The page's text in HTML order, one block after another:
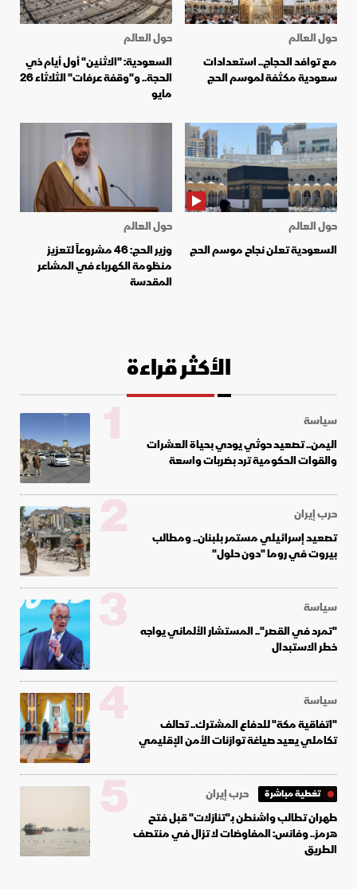
حول العالم
مع توافد الحجاج.. استعدادات
سعودية مكثفة لموسم الحج
حول العالم
السعودية: "الاثنين" أول أيام ذي
الحجة.. و"وقفة عرفات" الثلاثاء 26
مايو
حول العالم
السعودية تعلن نجاح موسم الحج
حول العالم
وزير الحج: 46 مشروعاً لتعزيز
منظومة الكهرباء في المشاعر
المقدسة
الأكثر قراءة
سياسة
اليمن.. تصعيد حوثي يودي بحياة العشرات
والقوات الحكومية ترد بضربات واسعة
1
حرب إيران
تصعيد إسرائيلي مستمر بلبنان.. ومطالب
بيروت في روما "دون حلول"
2
سياسة
"تمرد في القصر".. المستشار الألماني يواجه
خطر الاستبدال
3
سياسة
"اتفاقية مكة" للدفاع المشترك.. تحالف
تكاملي يعيد صياغة توازنات الأمن الإقليمي 4
تغطية مباشرة
حرب إيران
طهران تطالب واشنطن بـ"تنازلات" قبل فتح
هرمز.. وفانس: المفاوضات لا تزال في منتصف
الطريق
5